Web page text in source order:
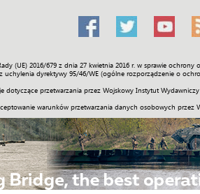
(UE) 2016/679 z dnia 27 kwietnia 2016 r. w sprawie
uchylenia dyrektywy 95/46/WE (ogólne rozporządzenie o
przetwarzania przez Wojskowy Instytut
warunków przetwarzania danych osobowych przez
Społeczność Sport Historia